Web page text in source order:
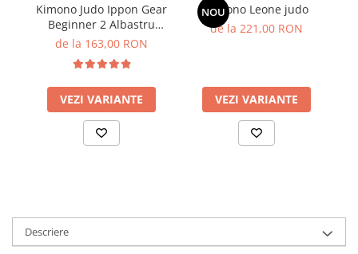
Kimono Judo Ippon Gear
Beginner 2 Albastru
Junior
de la 163,00 RON
VEZI VARIANTE
NOU
Kimono Leone judo
de la 221,00 RON
VEZI VARIANTE
Descriere